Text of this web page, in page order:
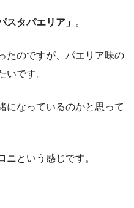
スタパエリア」 。
たのですが、パエリア味の
いです。
になっているのかと思って
という感じです。